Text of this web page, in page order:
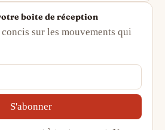
boîte de réception
sur les mouvements qui
S'abonner